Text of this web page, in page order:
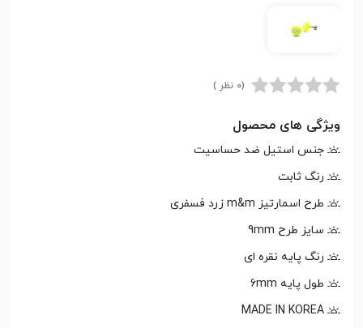
(0 نظر )
ویژگی های محصول
جنس استیل ضد حساسیت
رنگ ثابت
طرح اسمارتیز m&m زرد فسفری
سایز طرح 9mm
رنگ پایه نقره ای
طول پایه 6mm
MADE IN KOREA